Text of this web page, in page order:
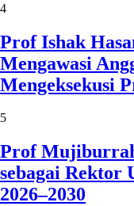
4
Prof Ishak
Mengawasi
Mengeksekusi
5
Prof
sebagai Rektor
2026–2030